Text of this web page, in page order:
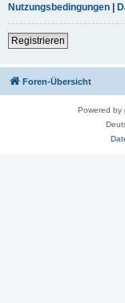
Nutzungsbedingungen |
Registrieren
Foren-Übersicht
Powered by